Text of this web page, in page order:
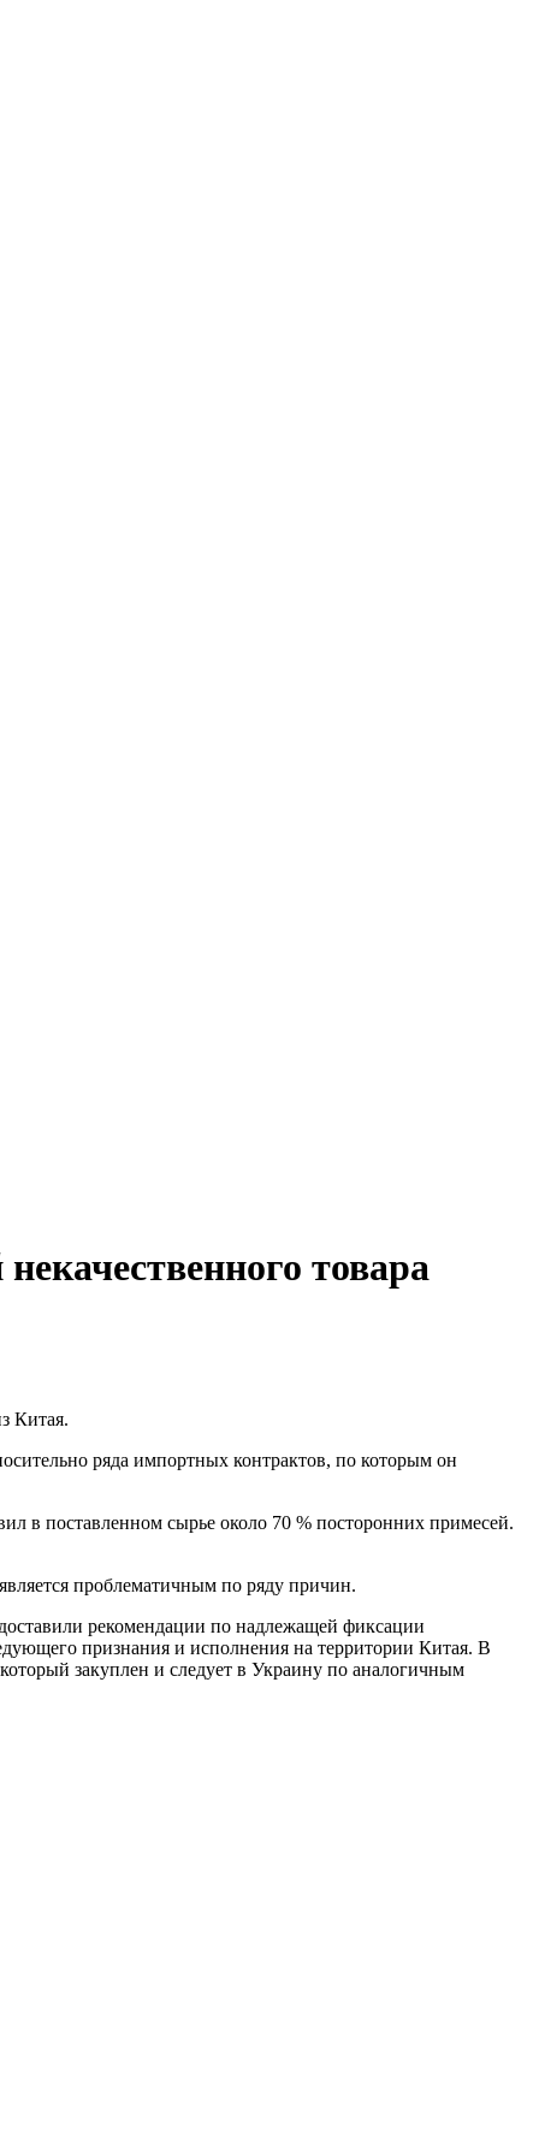
товара
Китая.
ряда импортных контрактов, по которым он
в поставленном сырье около 70 % посторонних примесей.
проблематичным по ряду причин.
рекомендации по надлежащей фиксации
признания и исполнения на территории Китая. В
закуплен и следует в Украину по аналогичным